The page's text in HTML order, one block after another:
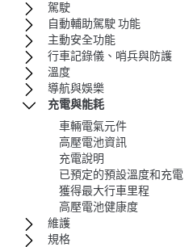
駕駛
自動輔助駕駛 功能
主動安全功能
行車記錄儀、哨兵與防護
溫度
導航與娛樂
充電與能耗
車輛電氣元件
高壓電池資訊
充電說明
已預定的預設溫度和充電
獲得最大行車里程
高壓電池健康度
維護
規格